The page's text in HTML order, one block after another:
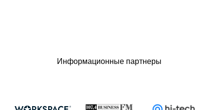
Информационные партнеры